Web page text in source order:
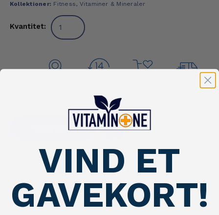
Kollektioner: Fitness, Vitaminer & Mineraler
Kvantitet:
Tilføj kurv
Betal sikkert ved hjælp af din foretrukne betalingsmetode
Privatlivs beskyttelse
VIND ET
GAVEKORT!